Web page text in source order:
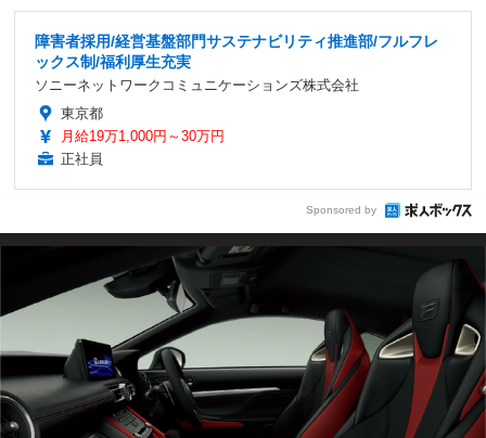
障害者採用/経営基盤部門サステナビリティ推進部/フルフレ
ックス制/福利厚生充実
ソニーネットワークコミュニケーションズ株式会社
東京都
月給19万1,000円～30万円
正社員
Sponsored by